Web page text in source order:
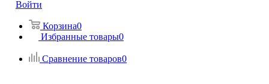
Войти
Корзина0
Избранные товары0
Сравнение товаров0